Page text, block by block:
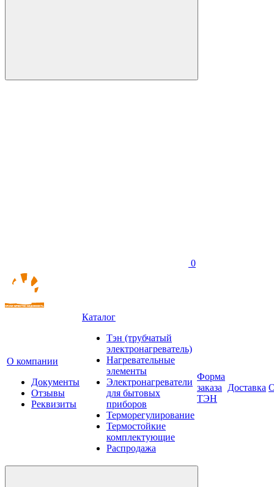
0
О компании
Документы
Отзывы
Реквизиты
Каталог
Тэн (трубчатый
электронагреватель)
Нагревательные
элементы
Электронагреватели
для бытовых
приборов
Терморегулирование
Термостойкие
комплектующие
Распродажа
Форма
заказа
ТЭН
Доставка